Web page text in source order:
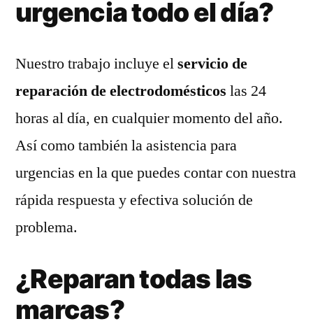
urgencia todo el día?
Nuestro trabajo incluye elservicio de
reparación de electrodomésticos las 24
horas al día, en cualquier momento del año.
Así como también la asistencia para
urgencias en la que puedes contar con nuestra
rápida respuesta y efectiva solución de
problema.
¿Reparan todas las
marcas?